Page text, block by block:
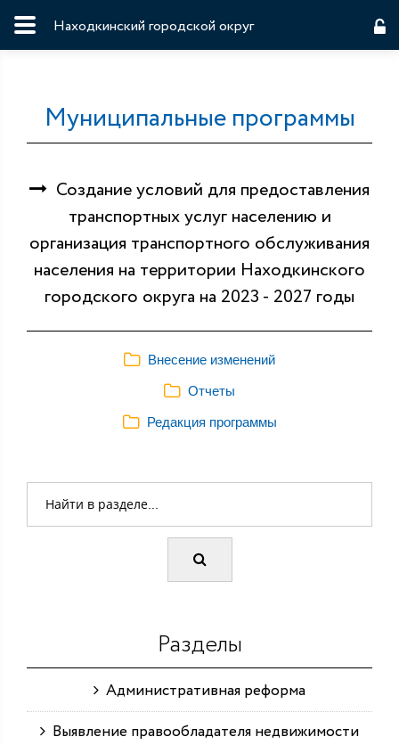
Находкинский городской округ
Муниципальные программы
Создание условий для предоставления
транспортных услуг населению и
организация транспортного обслуживания
населения на территории Находкинского
городского округа на 2023 - 2027 годы
Внесение изменений
Отчеты
Редакция программы
Разделы
Административная реформа
Выявление правообладателя недвижимости